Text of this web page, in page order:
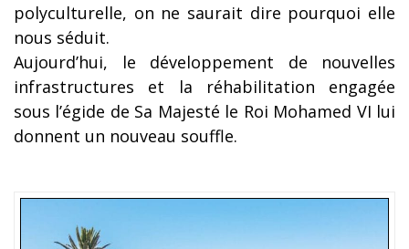
polyculturelle, on ne saurait dire pourquoi elle
nous séduit.
Aujourd’hui, le développement de nouvelles
infrastructures et la réhabilitation engagée
sous l’égide de Sa Majesté le Roi Mohamed VI lui
donnent un nouveau souffle.